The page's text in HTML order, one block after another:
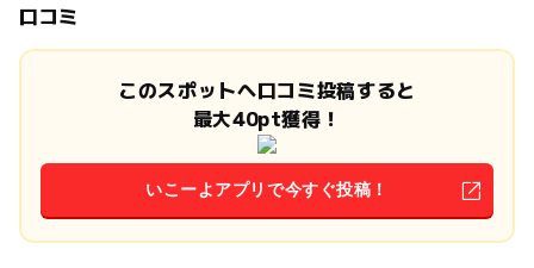
口コミ
このスポットへ口コミ投稿すると
最大40pt獲得！
いこーよアプリで今すぐ投稿！